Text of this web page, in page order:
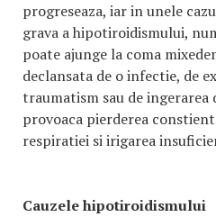
progreseaza, iar in unele
grava a hipotiroidismului,
poate ajunge la coma
declansata de o infectie, de
traumatism sau de ingerarea
provoaca pierderea
respiratiei si irigarea
Cauzele hipotiroidismului